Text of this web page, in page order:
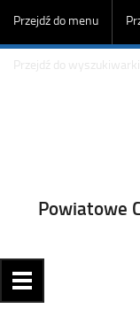
Przejdź do menu
Przejdź do wyszukiwarki
Powiatowe